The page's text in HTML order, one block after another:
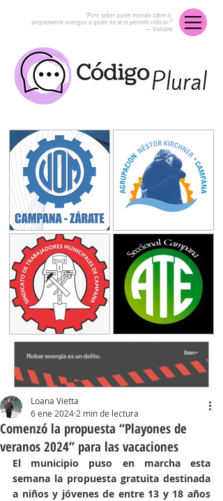
“Para saber quién manda sobre ti,
simplemente averigua a quién no se te permite criticar.”
― Voltaire
Comenzó la propuesta “Playones de
veranos 2024” para las vacaciones
Loana Vietta
6 ene 2024 2 min de lectura
El municipio puso en marcha esta
semana la propuesta gratuita destinada
a niños y jóvenes de entre 13 y 18 años